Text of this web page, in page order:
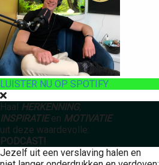
LUISTER NU OP SPOTIFY
Haal HERKENNING,
INSPIRATIEen MOTIVATIE
uit deze waardevolle:
PODCAST!
Jezelf uit een verslaving halen en